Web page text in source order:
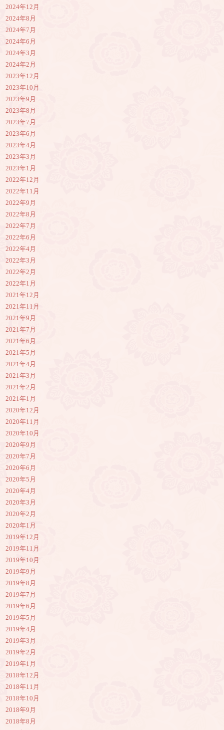
2024年12月
2024年8月
2024年7月
2024年6月
2024年3月
2024年2月
2023年12月
2023年10月
2023年9月
2023年8月
2023年7月
2023年6月
2023年4月
2023年3月
2023年1月
2022年12月
2022年11月
2022年9月
2022年8月
2022年7月
2022年6月
2022年4月
2022年3月
2022年2月
2022年1月
2021年12月
2021年11月
2021年9月
2021年7月
2021年6月
2021年5月
2021年4月
2021年3月
2021年2月
2021年1月
2020年12月
2020年11月
2020年10月
2020年9月
2020年7月
2020年6月
2020年5月
2020年4月
2020年3月
2020年2月
2020年1月
2019年12月
2019年11月
2019年10月
2019年9月
2019年8月
2019年7月
2019年6月
2019年5月
2019年4月
2019年3月
2019年2月
2019年1月
2018年12月
2018年11月
2018年10月
2018年9月
2018年8月